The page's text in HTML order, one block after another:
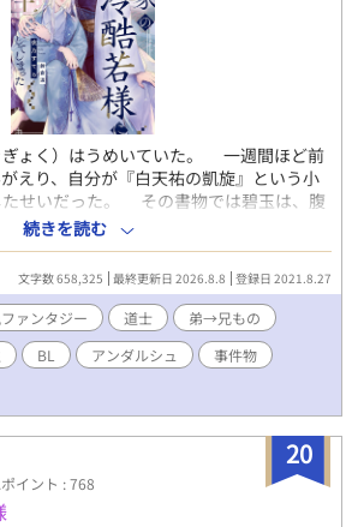
ょく）はうめいていた。 一週間ほど前
えり、自分が『白天祐の凱旋』という小
たせいだった。 その書物では碧玉は、腹
う）からうらまれ、生きたまま邪霊の餌
せられる。 最悪の事態を回避するため、
こころみる。 いまさら優しくなどできな
、威厳と正しさを武器にしようと思った
滅するのを回避すればいいだけなの
になつきはじめ……？ ※弟→兄ものです。
※なんちゃって中華風ファンタジー小説
時に修正するので、誤字脱字の報告は不
、アンダルシュのほうで書籍化しまし
みいただけるかと思います。 ※書籍ver
恋愛がNGのため、天祐が叔父の子――従
たという設定に変わっています。
続きを読む
文字数 658,325 最終更新日 2026.8.8 登録日 2021.8.27
ァンタジー 道士
弟→兄もの
BL アンダルシュ
事件物
20
イント : 768